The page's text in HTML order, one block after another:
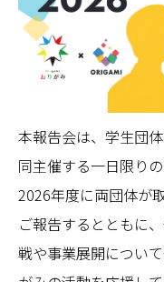
本報告会は、学生団
同主催する一日限りの
2026年度に両団体が
ご報告するとともに
戦や事業展開につい